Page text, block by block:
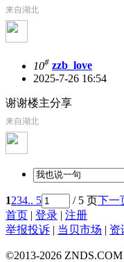
来自湖北
10# zzb_love
2025-7-26 16:54
谢谢楼主分享
来自湖北
1234.. 5 / 5 页下一
首页 | 登录 | 注册
举报投诉 | 当贝市场 | 资
©2013-2026